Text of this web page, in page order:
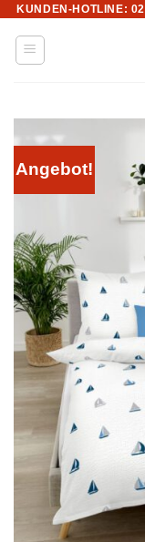
Zum
Inhalt
springen
KUNDEN-HOTLINE:
Angebot!